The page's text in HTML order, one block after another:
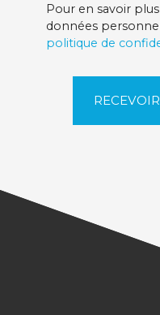
Pour en savoir
données
politique de